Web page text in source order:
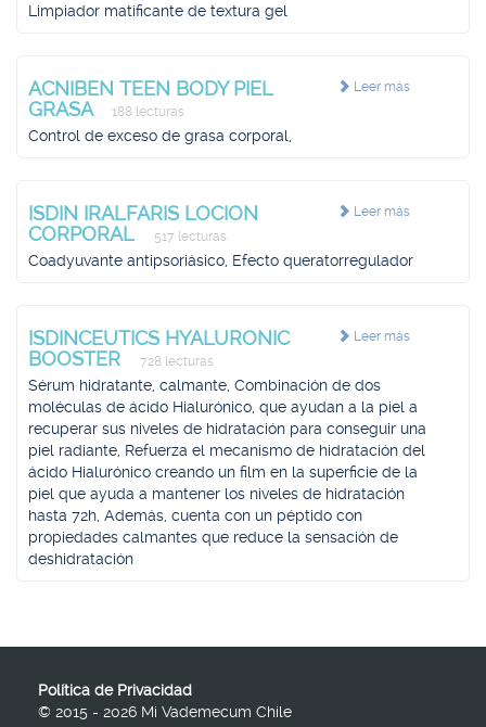
Limpiador matificante de textura gel
Leer más
ACNIBEN TEEN BODY PIEL
GRASA
188 lecturas
Control de exceso de grasa corporal,
Leer más
ISDIN IRALFARIS LOCION
CORPORAL
517 lecturas
Coadyuvante antipsoriásico, Efecto queratorregulador
Leer más
ISDINCEUTICS HYALURONIC
BOOSTER
728 lecturas
Sérum hidratante, calmante, Combinación de dos
moléculas de ácido Hialurónico, que ayudan a la piel a
recuperar sus niveles de hidratación para conseguir una
piel radiante, Refuerza el mecanismo de hidratación del
ácido Hialurónico creando un film en la superficie de la
piel que ayuda a mantener los niveles de hidratación
hasta 72h, Además, cuenta con un péptido con
propiedades calmantes que reduce la sensación de
deshidratación
Política de Privacidad
© 2015 - 2026 Mi Vademecum Chile